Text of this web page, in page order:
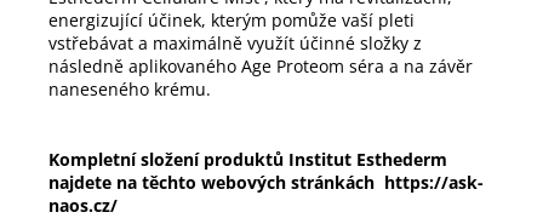
energizující účinek, kterým pomůže vaší pleti
vstřebávat a maximálně využít účinné složky z
následně aplikovaného Age Proteom séra a na závěr
naneseného krému.
Kompletní složení produktů Institut Esthederm
najdete na těchto webových stránkách https://ask-
naos.cz/